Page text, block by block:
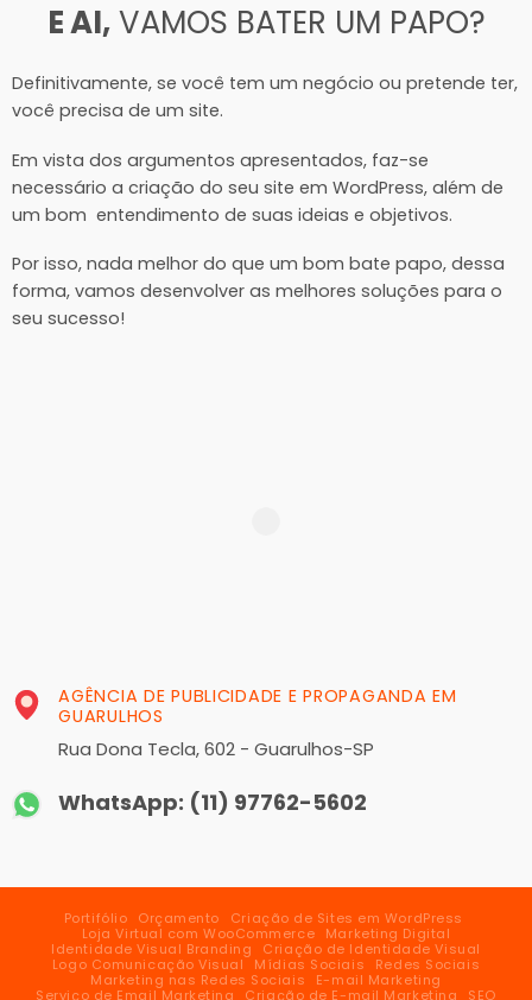
E AI,VAMOS BATER UM PAPO?
Definitivamente, se você tem um negócio ou pretende ter,
você precisa de um site.
Em vista dos argumentos apresentados, faz-se
necessário a criação do seu site em WordPress, além de
um bom entendimento de suas ideias e objetivos.
Por isso, nada melhor do que um bom bate papo, dessa
forma, vamos desenvolver as melhores soluções para o
seu sucesso!
AGÊNCIA DE PUBLICIDADE E PROPAGANDA EM
GUARULHOS
Rua Dona Tecla, 602 - Guarulhos-SP
WhatsApp: (11) 97762-5602
Portifólio Orçamento
Criação de Sites em WordPress
Loja Virtual com WooCommerce
Marketing Digital
Identidade Visual Branding
Criação de Identidade Visual
Logo Comunicação Visual
Mídias Sociais
Redes Sociais
Marketing nas Redes Sociais
E-mail Marketing
Serviço de Email Marketing
Criação de E-mail Marketing SEO